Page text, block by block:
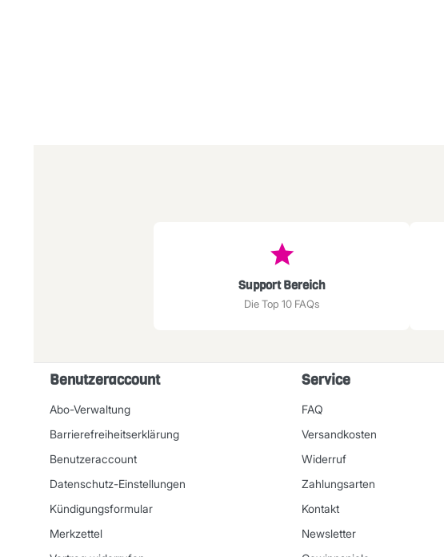
Support Bereich
Die Top 10 FAQs
Benutzeraccount
Abo-Verwaltung
Barrierefreiheitserklärung
Benutzeraccount
Datenschutz-Einstellungen
Kündigungsformular
Merkzettel
Service
FAQ
Versandkosten
Widerruf
Zahlungsarten
Kontakt
Newsletter